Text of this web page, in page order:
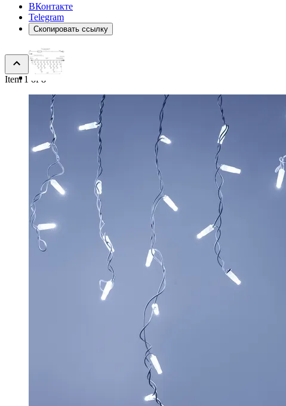
ВКонтакте
Telegram
Скопировать ссылку
Item 1 of 8